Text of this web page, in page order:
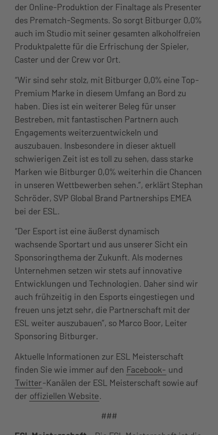
der Online-Produktion der Finaltage als Presenter
des Prematch-Segments. So sorgt Bitburger 0,0%
auch im Studio mit seiner gesamten alkoholfreien
Produktpalette für die Erfrischung der Spieler,
Caster und der Crew vor Ort.
“Wir sind sehr stolz, mit Bitburger 0,0% eine Top-
Premium Marke in diesem Umfang an Bord zu
haben. Dies ist ein weiterer Beleg für unser
Bestreben, mit fantastischen Partnern auch
Engagements weiterzuentwickeln und
auszubauen. Insbesondere in dieser aktuell
schwierigen Zeit ist es toll zu sehen, dass starke
Marken wie Bitburger 0,0% weiterhin die Chancen
in unseren Wettbewerben sehen.”, erklärt Stephan
Schröder, SVP Global Brand Partnerships EMEA
bei der ESL.
“Der Esport ist eine äußerst dynamisch
wachsende Sportart und aus unserer Sicht ein
Sponsoringthema der Zukunft. Als modernes
Unternehmen setzen wir stets auf innovative
Entwicklungen und Technologien. Daher sind wir
auch frühzeitig in den Esports eingestiegen und
freuen uns jetzt sehr, die Partnerschaft mit der
ESL weiter auszubauen”, so Marco Boor, Leiter
Sponsoring Bitburger.
Aktuelle Informationen zur ESL Meisterschaft
finden Sie wie immer auf den Facebook- und
Twitter-Kanälen der ESL Meisterschaft sowie auf
der offiziellen Website.
###